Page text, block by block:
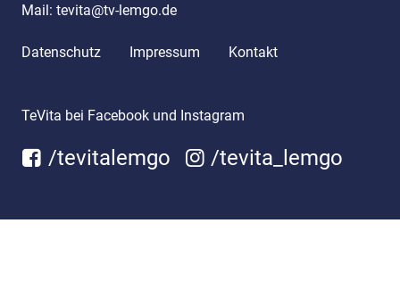
Mail: tevita@tv-lemgo.de
Datenschutz Impressum Kontakt
TeVita bei Facebook und Instagram
/tevitalemgo /tevita_lemgo